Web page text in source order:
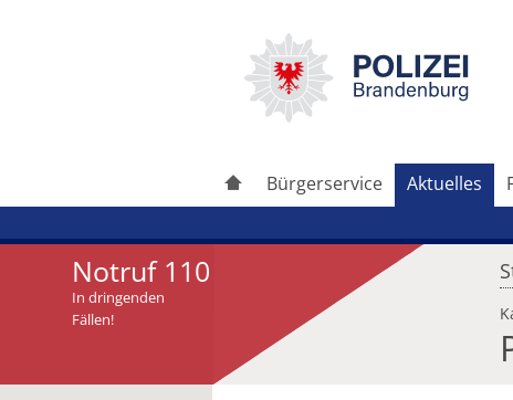
Bürgerservice Aktuelles
Notruf 110
In dringenden
Fällen!